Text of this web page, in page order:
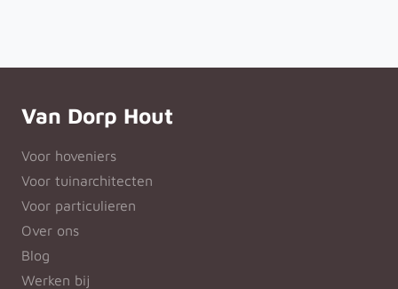
Van Dorp Hout
Voor hoveniers
Voor tuinarchitecten
Voor particulieren
Over ons
Blog
Werken bij